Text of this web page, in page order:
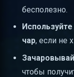
бесполезно.
чар, если не
чтобы